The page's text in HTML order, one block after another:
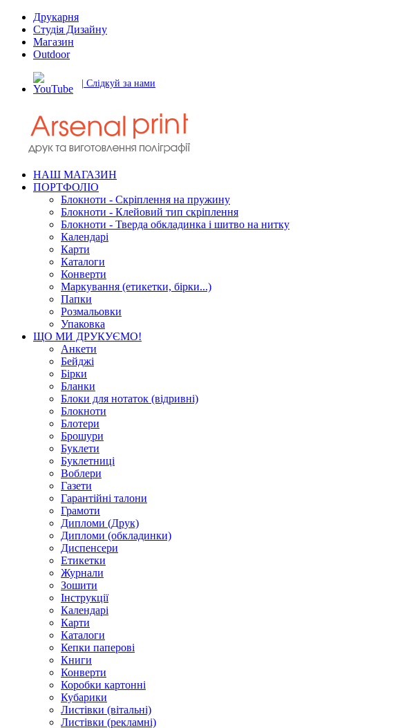
Друкарня
Студія Дизайну
Магазин
Outdoor
| Слідкуй за нами
НАШ МАГАЗИН
ПОРТФОЛІО
Блокноти - Скріплення на пружину
Блокноти - Клейовий тип скріплення
Блокноти - Тверда обкладинка і шитво на нитку
Календарі
Карти
Каталоги
Конверти
Маркування (етикетки, бірки...)
Папки
Розмальовки
Упаковка
ЩО МИ ДРУКУЄМО!
Анкети
Бейджі
Бірки
Бланки
Блоки для нотаток (відривні)
Блокноти
Блотери
Брошури
Буклети
Буклетниці
Воблери
Газети
Гарантійні талони
Грамоти
Дипломи (Друк)
Дипломи (обкладинки)
Диспенсери
Етикетки
Журнали
Зошити
Інструкції
Календарі
Карти
Каталоги
Кепки паперові
Книги
Конверти
Коробки картонні
Кубарики
Листівки (вітальні)
Листівки (рекламні)